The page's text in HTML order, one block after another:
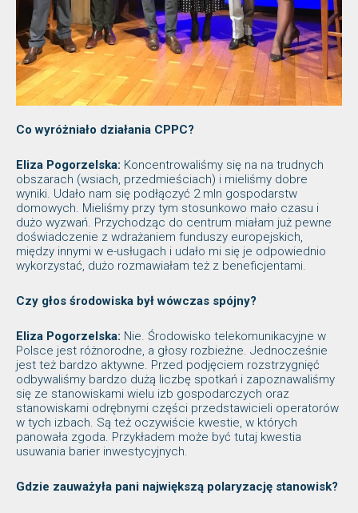
Co wyróżniało działania CPPC?
Eliza Pogorzelska: Koncentrowaliśmy się na na trudnych
obszarach (wsiach, przedmieściach) i mieliśmy dobre
wyniki. Udało nam się podłączyć 2 mln gospodarstw
domowych. Mieliśmy przy tym stosunkowo mało czasu i
dużo wyzwań. Przychodząc do centrum miałam już pewne
doświadczenie z wdrażaniem funduszy europejskich,
między innymi w e-usługach i udało mi się je odpowiednio
wykorzystać, dużo rozmawiałam też z beneficjentami.
Czy głos środowiska był wówczas spójny?
Eliza Pogorzelska: Nie. Środowisko telekomunikacyjne w
Polsce jest różnorodne, a głosy rozbieżne. Jednocześnie
jest też bardzo aktywne. Przed podjęciem rozstrzygnięć
odbywaliśmy bardzo dużą liczbę spotkań i zapoznawaliśmy
się ze stanowiskami wielu izb gospodarczych oraz
stanowiskami odrębnymi części przedstawicieli operatorów
w tych izbach. Są też oczywiście kwestie, w których
panowała zgoda. Przykładem może być tutaj kwestia
usuwania barier inwestycyjnych.
Gdzie zauważyła pani największą polaryzację stanowisk?